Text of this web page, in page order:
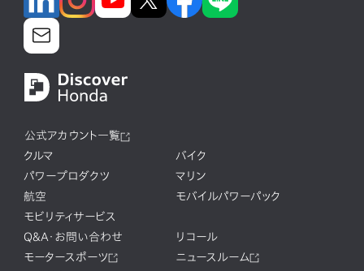
公式アカウント一覧
クルマ
バイク
パワープロダクツ
マリン
航空
モバイルパワーパック
モビリティサービス
Q&A・お問い合わせ
リコール
モータースポーツ
ニュースルーム